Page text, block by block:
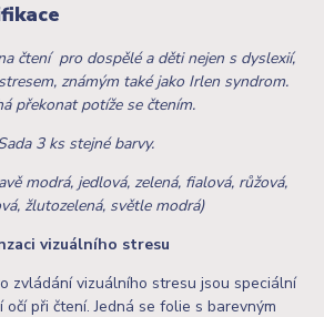
čtení pro dospělé a děti nejen s dyslexií,
známým také jako Irlen syndrom.
překonat potíže se čtením.
3 ks stejné barvy.
modrá, jedlová, zelená, fialová, růžová,
žlutozelená, světle modrá)
vizuálního stresu
zvládání vizuálního stresu jsou speciální
při čtení. Jedná se folie s barevným